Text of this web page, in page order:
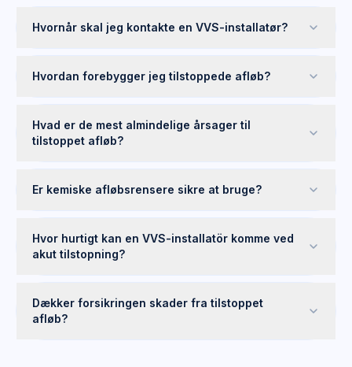
Hvornår skal jeg kontakte en VVS-installatør?
Hvordan forebygger jeg tilstoppede afløb?
Hvad er de mest almindelige årsager til
tilstoppet afløb?
Er kemiske afløbsrensere sikre at bruge?
Hvor hurtigt kan en VVS-installatör komme ved
akut tilstopning?
Dækker forsikringen skader fra tilstoppet
afløb?